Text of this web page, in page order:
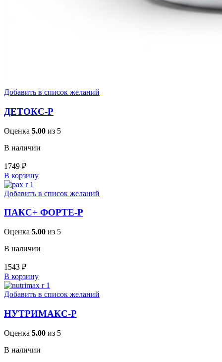
Добавить в список желаний
ДЕТОКС-Р
Оценка 5.00 из 5
В наличии
1749 ₽
В корзину
Добавить в список желаний
ПАКС+ ФОРТЕ-Р
Оценка 5.00 из 5
В наличии
1543 ₽
В корзину
Добавить в список желаний
НУТРИМАКС-Р
Оценка 5.00 из 5
В наличии